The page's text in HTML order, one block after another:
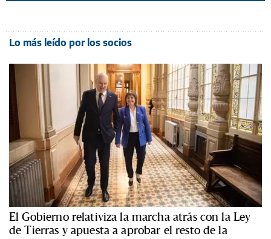
Lo más leído por los socios
El Gobierno relativiza la marcha atrás con la Ley
de Tierras y apuesta a aprobar el resto de la